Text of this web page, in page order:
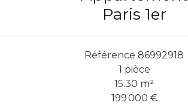
Paris 1er
Référence 86992918
1 pièce
15.30 m²
199 000 €